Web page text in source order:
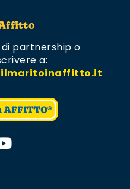
partnership o
a: